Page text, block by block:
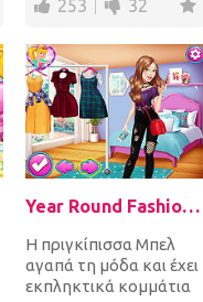
Μπορ...
253 32
Year Round Fashionista: Belle
Η πριγκίπισσα Μπελ
αγαπά τη μόδα και έχει
εκπληκτικά κομμάτια